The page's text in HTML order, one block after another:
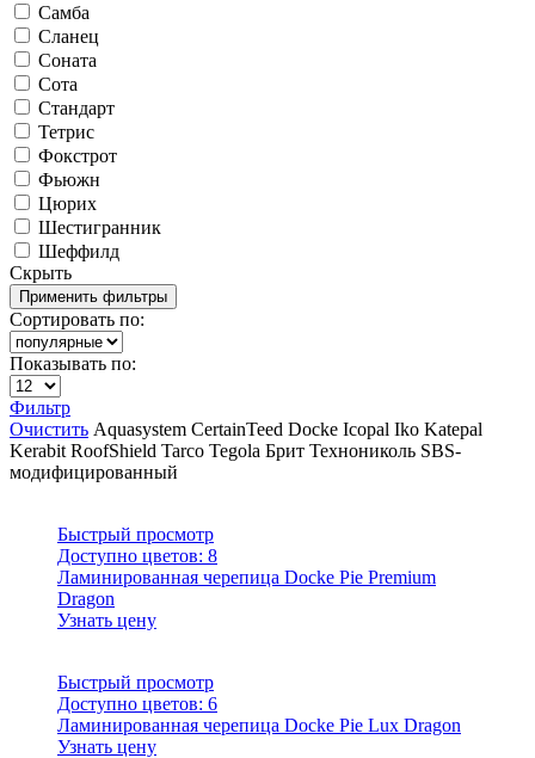
Самба
Сланец
Соната
Сота
Стандарт
Тетрис
Фокстрот
Фьюжн
Цюрих
Шестигранник
Шеффилд
Скрыть
Сортировать по:
Показывать по:
Фильтр
Очистить Aquasystem CertainTeed Docke Icopal Iko Katepal
Kerabit RoofShield Tarco Tegola Брит Технониколь SBS-
модифицированный
Быстрый просмотр
Доступно цветов: 8
Ламинированная черепица Docke Pie Premium
Dragon
Узнать цену
Быстрый просмотр
Доступно цветов: 6
Ламинированная черепица Docke Pie Lux Dragon
Узнать цену